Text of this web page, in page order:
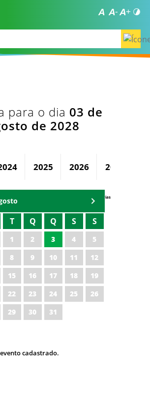
para o dia 03 de
de 2028
2025 2026 2027
Agenda Secretárias
T Q Q S S
1 2 3 4
5
8 9 10 11
12
15 16 17 18
19
22 23 24 25
26
29 30 31
cadastrado.